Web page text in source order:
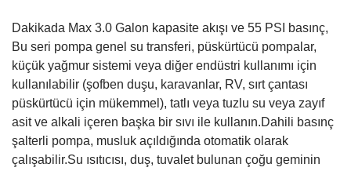
Dakikada Max 3.0 Galon kapasite akışı ve 55 PSI basınç,
Bu seri pompa genel su transferi, püskürtücü pompalar,
küçük yağmur sistemi veya diğer endüstri kullanımı için
kullanılabilir (şofben duşu, karavanlar, RV, sırt çantası
püskürtücü için mükemmel), tatlı veya tuzlu su veya zayıf
asit ve alkali içeren başka bir sıvı ile kullanın.Dahili basınç
şalterli pompa, musluk açıldığında otomatik olarak
çalışabilir.Su ısıtıcısı, duş, tuvalet bulunan çoğu geminin